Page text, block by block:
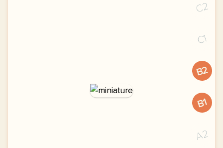
C2
C1
B2
B1
A2